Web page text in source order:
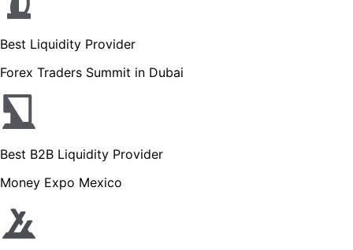
Best Liquidity Provider
Forex Traders Summit in Dubai
Best B2B Liquidity Provider
Money Expo Mexico